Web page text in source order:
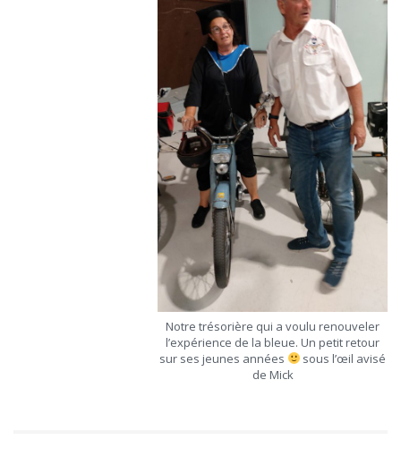
Notre trésorière qui a voulu renouveler
l’expérience de la bleue. Un petit retour
sur ses jeunes années
sous l’œil avisé
de Mick